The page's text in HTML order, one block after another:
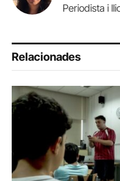
Periodista i
Relacionades